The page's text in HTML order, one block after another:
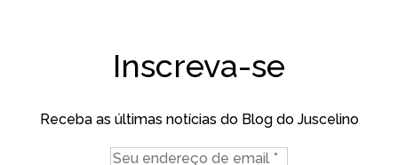
Inscreva-se
Receba as últimas notícias do Blog do Juscelino